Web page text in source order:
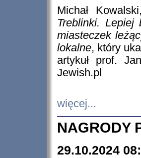
Michał
Treblinki. Lepiej
miasteczek
lokalne, który
artykuł prof.
Jewish.pl
więcej...
NAGRODY
29.10.2024